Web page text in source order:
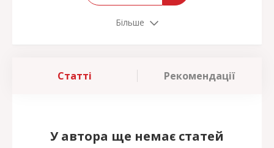
Більше
Статті Рекомендації
У автора ще немає статей